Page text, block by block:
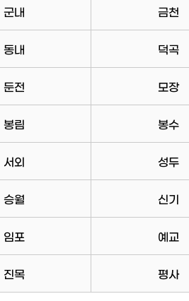
군내 금천
동내 덕곡
둔전 모장
봉림 봉수
서외 성두
승월 신기
임포 예교
진목 평사